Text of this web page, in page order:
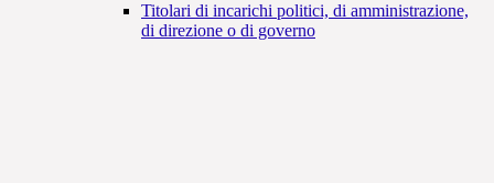
Titolari di incarichi politici, di amministrazione,
di direzione o di governo